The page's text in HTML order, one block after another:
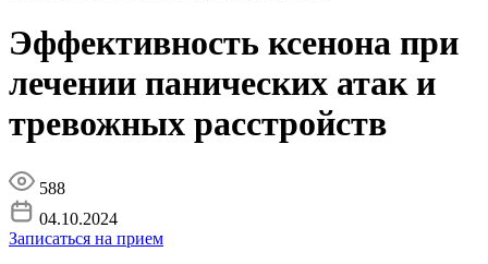
Эффективность ксенона при
лечении панических атак и
тревожных расстройств
588
04.10.2024
Записаться на прием